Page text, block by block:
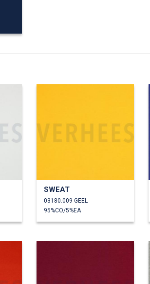
SWEAT
03180.009 GEEL
95%CO/5%EA